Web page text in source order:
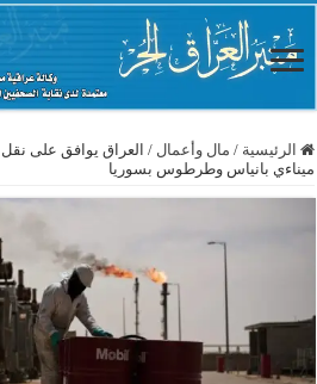
الرئيسية / مال وأعمال / ‏العراق يوافق على
ميناءي بانياس وطرطوس بسوريا